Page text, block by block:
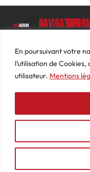
En poursuivant votre
l’utilisation de
utilisateur. Mentions
Luc
Barbier
69640
74
87
Navigation
Le
Magazine
Photos
Actualités
Podcasts
de